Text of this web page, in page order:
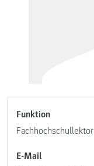
Funktion
Fachhochschullektor
E-Mail